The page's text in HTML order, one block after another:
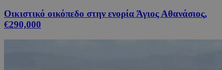
Οικιστικό οικόπεδο στην ενορία Άγιος Αθανάσιος,
€290,000